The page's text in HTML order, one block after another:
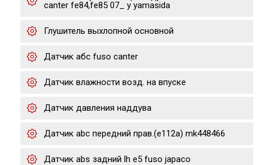
canter fe84,fe85 07_ y yamasida
Глушитель выхлопной основной
Датчик абс fuso canter
Датчик влажности возд. на впуске
Датчик давления наддува
Датчик abc передний прав.(e112a) mk448466
Датчик abs задний lh e5 fuso japaco